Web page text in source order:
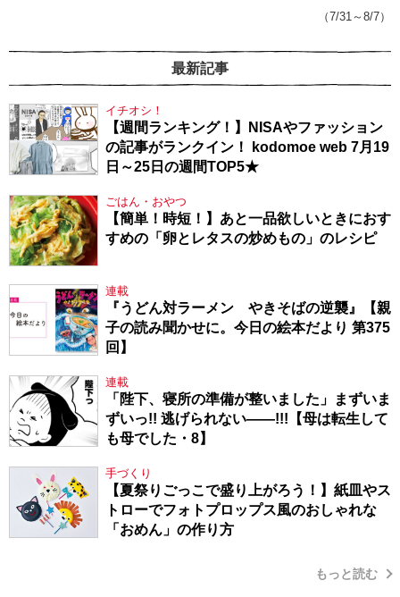
（7/31～8/7）
最新記事
イチオシ！
【週間ランキング！】NISAやファッション
の記事がランクイン！ kodomoe web 7月19
日～25日の週間TOP5★
ごはん・おやつ
【簡単！時短！】あと一品欲しいときにおす
すめの「卵とレタスの炒めもの」のレシピ
連載
『うどん対ラーメン やきそばの逆襲』【親
子の読み聞かせに。今日の絵本だより 第375
回】
連載
「陛下、寝所の準備が整いました」まずいま
ずいっ!! 逃げられない――!!!【母は転生して
も母でした・8】
手づくり
【夏祭りごっこで盛り上がろう！】紙皿やス
トローでフォトプロップス風のおしゃれな
「おめん」の作り方
もっと読む